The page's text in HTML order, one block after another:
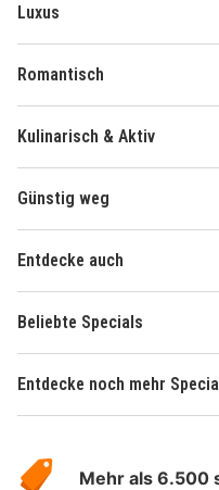
Luxus
Romantisch
Kulinarisch & Aktiv
Günstig weg
Entdecke auch
Beliebte Specials
Entdecke noch mehr
Hotelspecials
Mehr als 6.500